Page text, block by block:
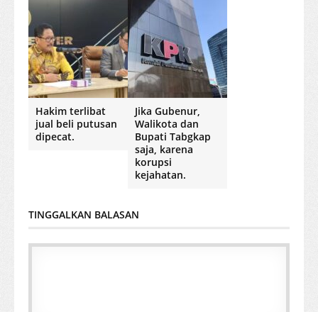
Hakim terlibat
jual beli putusan
dipecat.
Jika Gubenur,
Walikota dan
Bupati Tabgkap
saja, karena
korupsi
kejahatan.
TINGGALKAN BALASAN